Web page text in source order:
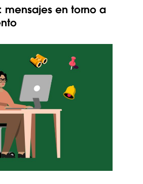
mensajes en torno a